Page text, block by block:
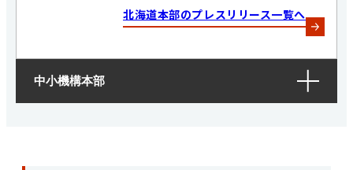
北海道本部のプレスリリース一覧へ
中小機構本部